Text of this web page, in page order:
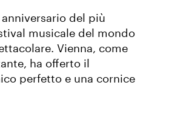
del più
musicale del mondo
Vienna, come
ha offerto il
perfetto e una cornice